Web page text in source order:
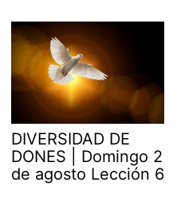
DIVERSIDAD DE
DONES | Domingo 2
de agosto Lección 6